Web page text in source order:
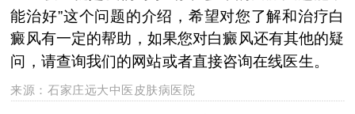
能治好”这个问题的介绍，希望对您了解和治疗白
癜风有一定的帮助，如果您对白癜风还有其他的疑
问，请查询我们的网站或者直接咨询在线医生。
来源：石家庄远大中医皮肤病医院